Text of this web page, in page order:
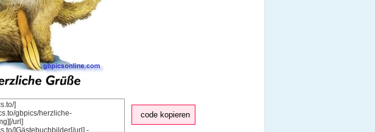
code kopieren